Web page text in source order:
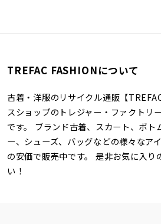
TREFAC FASHIONについて
古着・洋服のリサイクル通販【
スショップのトレジャー・ファクトリ
です。 ブランド古着、スカート、ボト
ー、シューズ、バッグなどの様々なア
の安価で販売中です。 是非お気に入り
い！